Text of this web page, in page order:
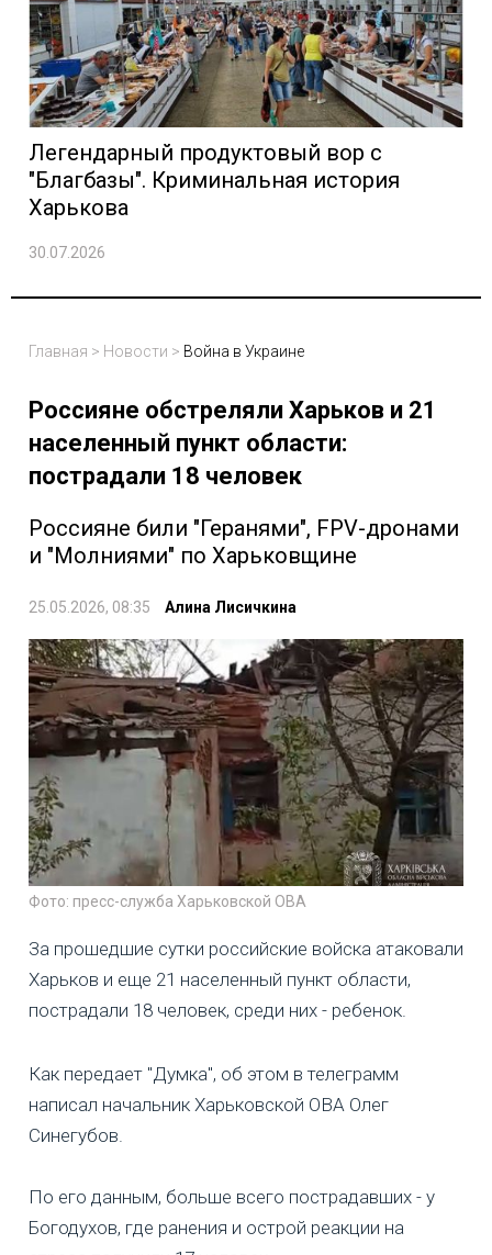
Легендарный продуктовый вор с
"Благбазы". Криминальная история
Харькова
30.07.2026
Главная > Новости > Война в Украине
Россияне обстреляли Харьков и 21
населенный пункт области:
пострадали 18 человек
Россияне били "Геранями", FPV-дронами
и "Молниями" по Харьковщине
25.05.2026, 08:35 Алина Лисичкина
Фото: пресс-служба Харьковской ОВА
За прошедшие сутки российские войска атаковали
Харьков и еще 21 населенный пункт области,
пострадали 18 человек, среди них - ребенок.
Как передает "Думка", об этом в телеграмм
написал начальник Харьковской ОВА Олег
Синегубов.
По его данным, больше всего пострадавших - у
Богодухов, где ранения и острой реакции на